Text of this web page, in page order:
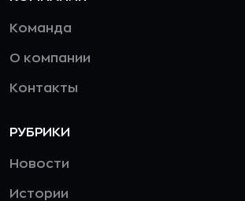
Команда
О компании
Контакты
РУБРИКИ
Новости
Истории